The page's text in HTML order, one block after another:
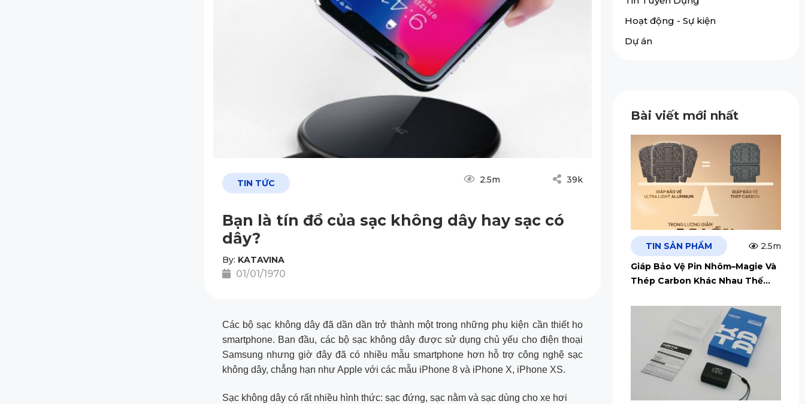
TIN TỨC 2.5m 39k
Bạn là tín đồ của sạc không dây hay sạc có
dây?
By: KATAVINA
01/01/1970
Các bộ sạc không dây đã dần dần trở thành một trong những phụ kiện cần thiết ho
smartphone. Ban đầu, các bộ sạc không dây được sử dụng chủ yếu cho điện thoại
Samsung nhưng giờ đây đã có nhiều mẫu smartphone hơn hỗ trợ công nghệ sạc
không dây, chẳng hạn như Apple với các mẫu iPhone 8 và iPhone X, iPhone XS.
Sạc không dây có rất nhiều hình thức: sạc đứng, sạc nằm và sạc dùng cho xe hơi
Hoạt động - Sự kiện
Dự án
Bài viết mới nhất
TIN SẢN PHẨM
2.5m
Giáp Bảo Vệ Pin Nhôm–Magie Và
Thép Carbon Khác Nhau Thế